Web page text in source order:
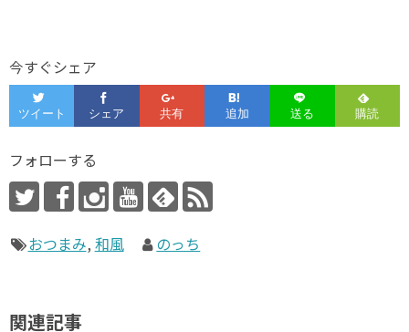
今すぐシェア
フォローする
おつまみ, 和風 のっち
関連記事